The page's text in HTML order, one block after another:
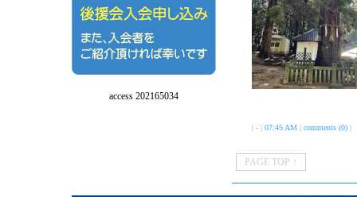
access 202165034
| - | 07:45 AM| comments (0)|
PAGE TOP ↑